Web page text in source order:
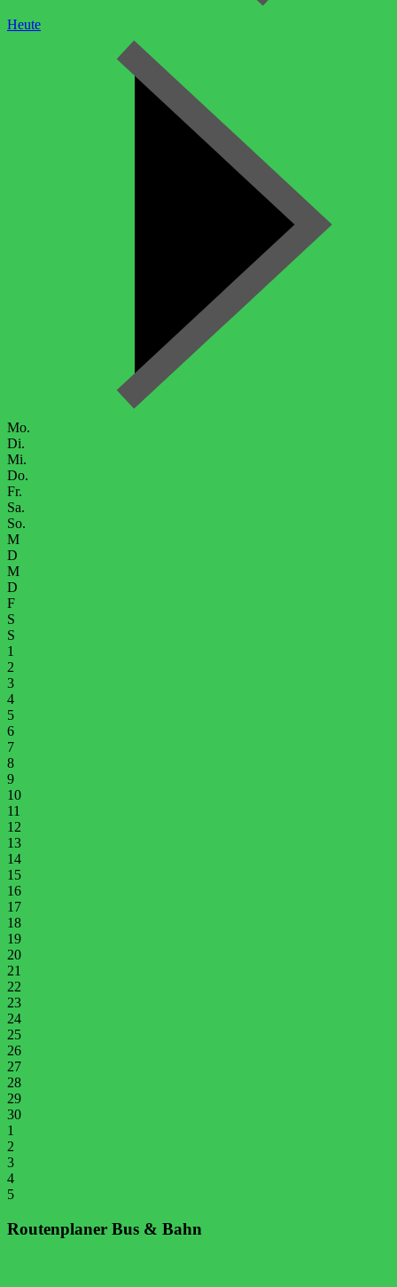
Heute
Mo.
Di.
Mi.
Do.
Fr.
Sa.
So.
M
D
M
D
F
S
S
1
2
3
4
5
6
7
8
9
10
11
12
13
14
15
16
17
18
19
20
21
22
23
24
25
26
27
28
29
30
1
2
3
4
5
Routenplaner Bus & Bahn